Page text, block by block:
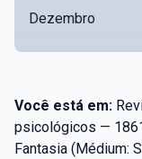
Dezembro
Você está em:
psicológicos —
Fantasia (Médium: